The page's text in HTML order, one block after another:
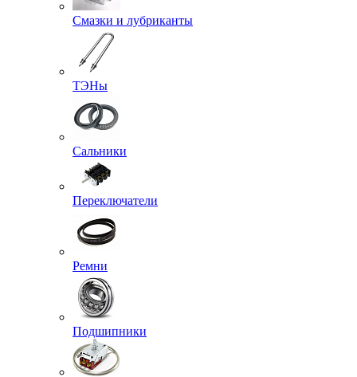
Смазки и лубриканты
ТЭНы
Сальники
Переключатели
Ремни
Подшипники